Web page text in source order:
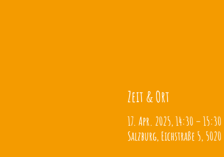
Zeit & Ort
17. Apr. 2025, 14:30 – 15:30
Salzburg, Eichstraße 5,